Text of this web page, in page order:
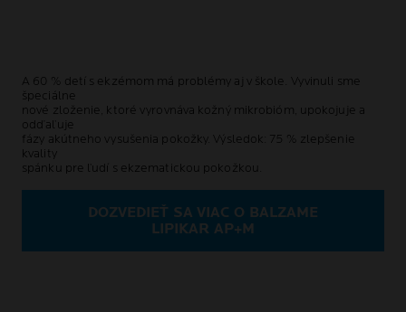
A 60 % detí s ekzémom má problémy aj v škole. Vyvinuli sme
špeciálne
nové zloženie, ktoré vyrovnáva kožný mikrobióm, upokojuje a
odďaľuje
fázy akútneho vysušenia pokožky. Výsledok: 75 % zlepšenie
kvality
spánku pre ľudí s ekzematickou pokožkou.
DOZVEDIEŤ SA VIAC O BALZAME
LIPIKAR AP+M